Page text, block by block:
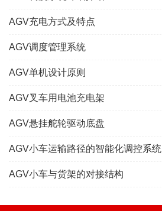
AGV充电方式及特点
AGV调度管理系统
AGV单机设计原则
AGV叉车用电池充电架
AGV悬挂舵轮驱动底盘
AGV小车运输路径的智能化调控系统
AGV小车与货架的对接结构